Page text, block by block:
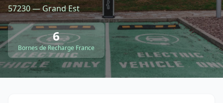
57230 — Grand Est
6
Bornes de Recharge France